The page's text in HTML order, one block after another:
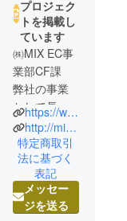
プロジェク
トを掲載し
ています
㈱MIX EC事
業部CF課
弊社の事業
として長
年、主に
ファッショ
ン分野中心
とした新し
い商品を開
発してきま
https://www.instagram.com/mixmotion_shop/
http://mixmotion.jp/
特定商取引
法に基づく
表記
メッセー
ジを送る